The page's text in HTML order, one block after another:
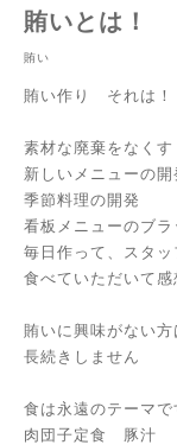
賄いとは！
賄い
賄い作り それは！
素材な廃棄をなくす
新しいメニューの開
季節料理の開発
看板メニューのブ
毎日作って、スタッ
食べていただいて感
賄いに興味がない
長続きしません
食は永遠のテーマで
肉団子定食 豚汁